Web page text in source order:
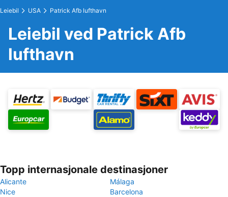
Leiebil USA Patrick Afb lufthavn
Leiebil ved Patrick Afb
lufthavn
Topp internasjonale destinasjoner
Alicante
Málaga
Nice
Barcelona